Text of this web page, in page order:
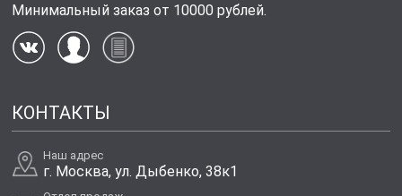
Минимальный заказ от 10000 рублей.
КОНТАКТЫ
Наш адрес
г. Москва, ул. Дыбенко, 38к1